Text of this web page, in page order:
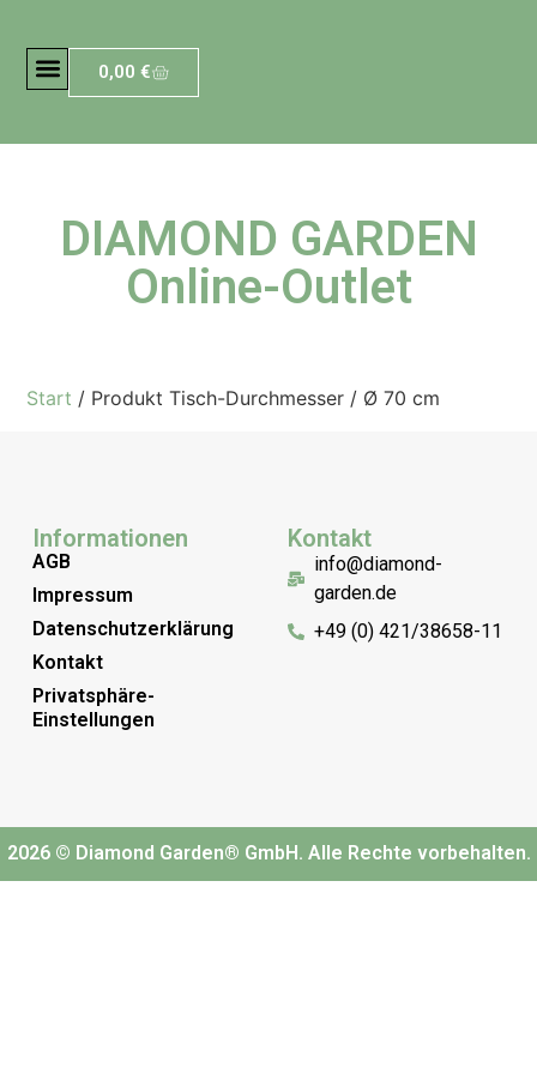
0,00€
DIAMOND GARDEN
Online-Outlet
Start / Produkt Tisch-Durchmesser / Ø 70 cm
Informationen
AGB
Impressum
Datenschutzerklärung
Kontakt
Privatsphäre-
Einstellungen
Kontakt
info@diamond-
garden.de
+49 (0) 421/38658-11
2026 © Diamond Garden® GmbH. Alle Rechte vorbehalten.